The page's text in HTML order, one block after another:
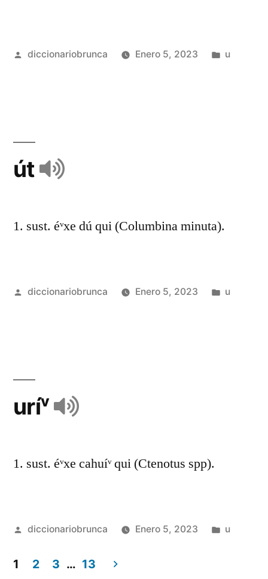
diccionariobrunca Enero 5, 2023 u
út
1. sust. éᵛxe dú qui (Columbina minuta).
diccionariobrunca Enero 5, 2023 u
uríᵛ
1. sust. éᵛxe cahuíᵛ qui (Ctenotus spp).
diccionariobrunca Enero 5, 2023 u
1 2 3 … 13